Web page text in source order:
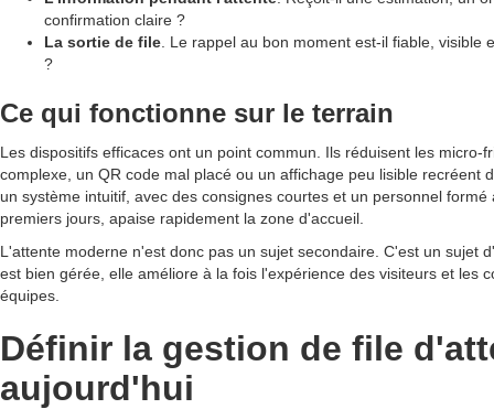
confirmation claire ?
La sortie de file . Le rappel au bon moment est-il fiable, visible
?
Ce qui fonctionne sur le terrain
Les dispositifs efficaces ont un point commun. Ils réduisent les micro-
complexe, un QR code mal placé ou un affichage peu lisible recréent
un système intuitif, avec des consignes courtes et un personnel formé
premiers jours, apaise rapidement la zone d'accueil.
L'attente moderne n'est donc pas un sujet secondaire. C'est un sujet
est bien gérée, elle améliore à la fois l'expérience des visiteurs et les
équipes.
Définir la gestion de file
aujourd'hui